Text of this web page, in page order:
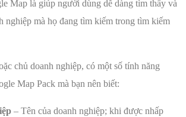
Map là giúp người dùng dễ dàng tìm thấy và
nghiệp mà họ đang tìm kiếm trong tìm kiếm
chủ doanh nghiệp, có một số tính năng
Map Pack mà bạn nên biết:
– Tên của doanh nghiệp; khi được nhấp